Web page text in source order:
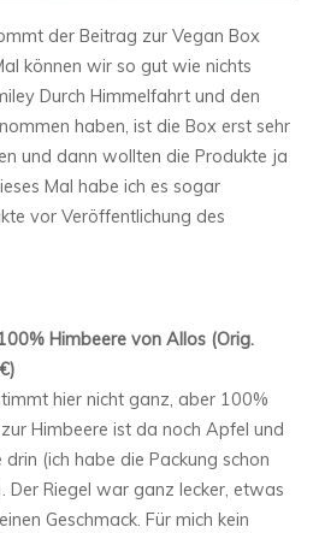
der Beitrag zur Vegan Box
können wir so gut wie nichts
Durch Himmelfahrt und den
haben, ist die Box erst sehr
und dann wollten die Produkte ja
Mal habe ich es sogar
vor Veröffentlichung des
Himbeere von Allos (Orig.
hier nicht ganz, aber 100%
Himbeere ist da noch Apfel und
(ich habe die Packung schon
Der Riegel war ganz lecker, etwas
Geschmack. Für mich kein